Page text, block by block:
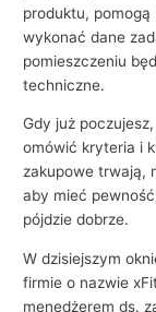
produktu,
wykonać dane
pomieszczeniu
techniczne.
Gdy już
omówić kryteria i
zakupowe trwają,
aby mieć
pójdzie dobrze.
W dzisiejszym
firmie o nazwie
menedżerem ds.